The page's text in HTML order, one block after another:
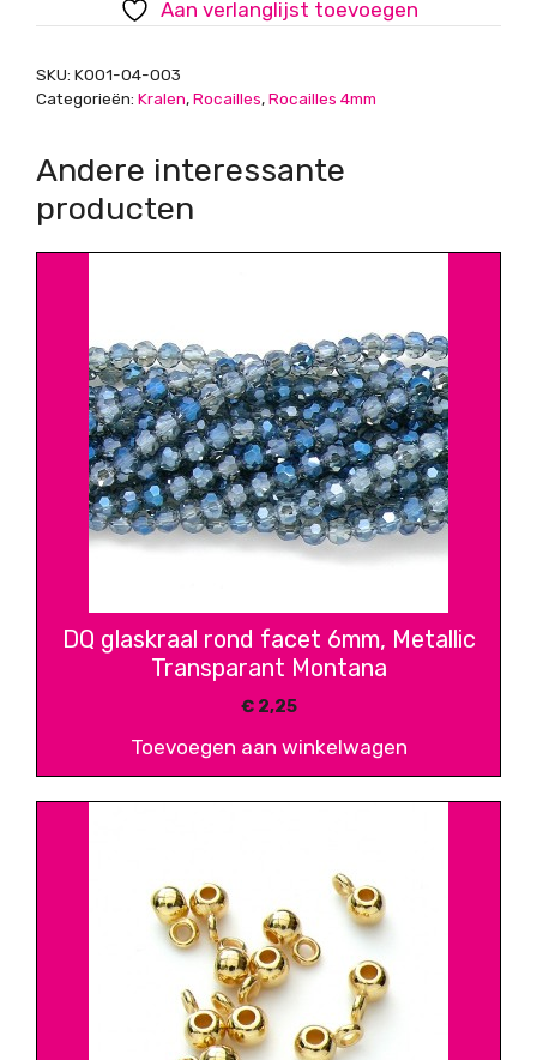
Aan verlanglijst toevoegen
SKU: K001-04-003
Categorieën: Kralen,Rocailles,Rocailles 4mm
Andere interessante
producten
DQ glaskraal rond facet 6mm, Metallic
Transparant Montana
€2,25
Toevoegen aan winkelwagen